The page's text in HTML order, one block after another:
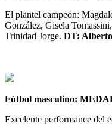
El plantel campeón:
González, Gisela
Trinidad Jorge. DT:
Fútbol masculino:
Excelente performance del